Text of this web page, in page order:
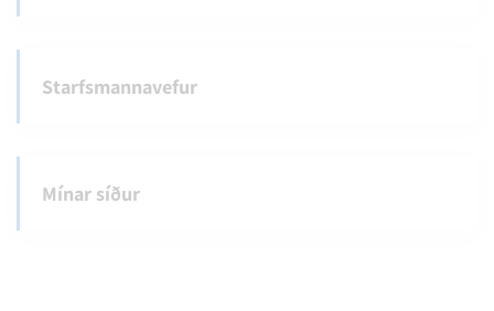
Starfsmannavefur
Mínar síður